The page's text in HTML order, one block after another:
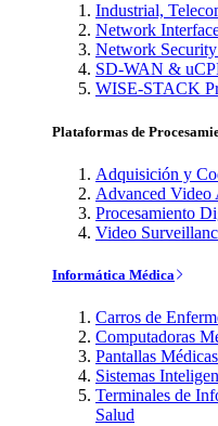
Industrial,
Network
Network
SD-WAN &
WISE-STACK
Plataformas de
Adquisición y
Advanced Video
Procesamiento
Video
Informática Médica
Carros de
Computadoras
Pantallas Médicas
Sistemas
Terminales de
Salud